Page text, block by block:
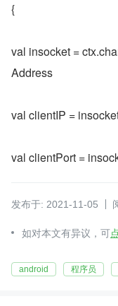
{
val insocket =
Address
val clientIP =
val clientPort =
发布于: 2021-11-05
如对本文有异议，可
android 程序员